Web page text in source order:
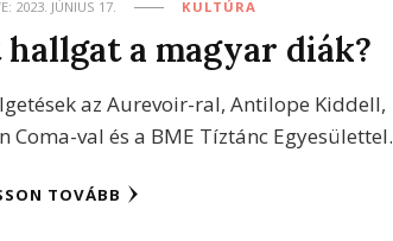
2023. JÚNIUS 17. KULTÚRA
a magyar diák?
az Aurevoir-ral, Antilope Kiddell,
Coma-val és a BME Tíztánc Egyesülettel.
TOVÁBB